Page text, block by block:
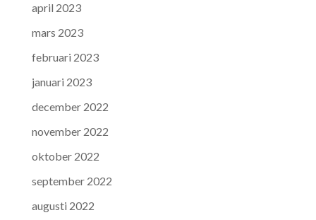
april 2023
mars 2023
februari 2023
januari 2023
december 2022
november 2022
oktober 2022
september 2022
augusti 2022